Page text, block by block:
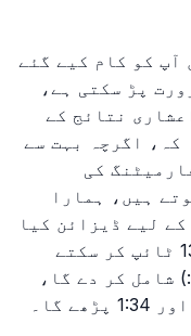
آپ کو کام کیے گئے
پڑ سکتی ہے،
نتائج کے
کہ، اگرچہ بہت سے
کی
ہیں، ہمارا
لیے ڈیزائن کیا
گیا ہے۔ آپ آسانی سے 1225 یا 134 ٹائپ کر سکتے
شامل کر دے گا،